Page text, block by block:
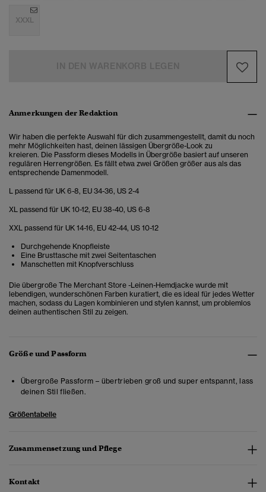
XXXL
Anmerkungen der Redaktion
Wir haben die perfekte Auswahl für dich zusammengestellt, damit du noch
mehr Möglichkeiten hast, deinen lässigen Übergröße-Look zu
kreieren. Die Passform dieses Modells in Übergröße basiert auf unseren
regulären Herrengrößen. Es fällt etwa zwei Größen größer aus als das
entsprechende Damenmodell.
L passend für UK 6-8, EU 34-36, US 2-4
XL passend für UK 10-12, EU 38-40, US 6-8
XXL passend für UK 14-16, EU 42-44, US 10-12
Durchgehende Knopfleiste
Eine Brusttasche mit zwei Seitentaschen
Manschetten mit Knopfverschluss
Die übergroße The Merchant Store -Leinen-Hemdjacke wurde mit
lebendigen, wunderschönen Farben kuratiert, die es ideal für jedes Wetter
machen, sodass du Lagen kombinieren und stylen kannst, um problemlos
deinen authentischen Stil zu zeigen.
Größe und Passform
Übergroße Passform – übertrieben groß und super entspannt, lass
deinen Stil fließen.
Größentabelle
Zusammensetzung und Pflege
Kontakt